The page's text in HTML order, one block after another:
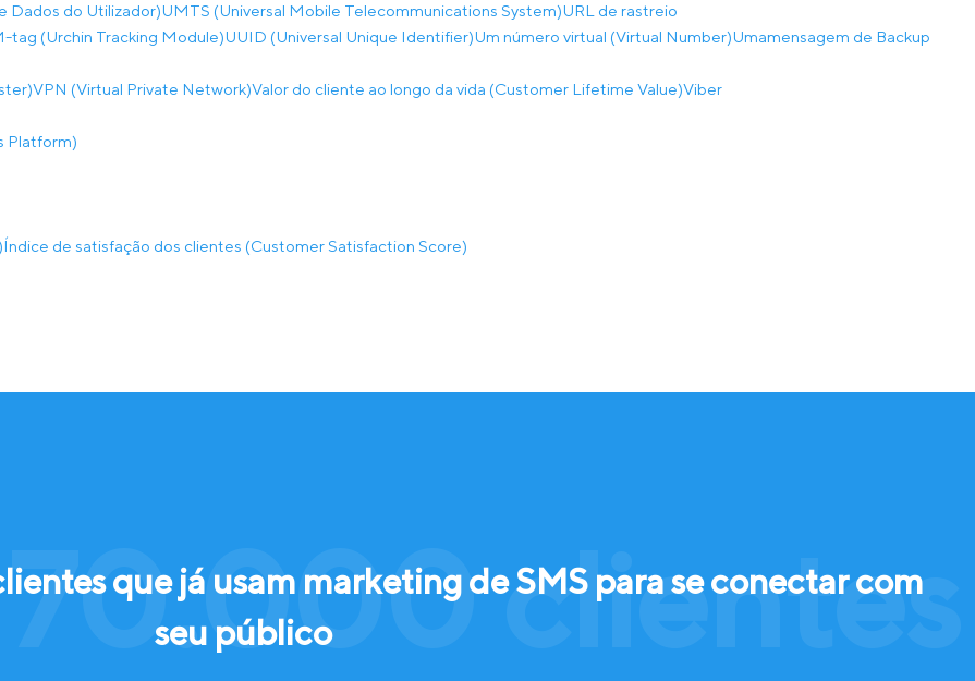
Dados do Utilizador)UMTS (Universal Mobile Telecommunications System)URL de rastreio
tag (Urchin Tracking Module)UUID (Universal Unique Identifier)Um número virtual (Virtual Number)Umamensagem de Backup
VPN (Virtual Private Network)Valor do cliente ao longo da vida (Customer Lifetime Value)Viber
Platform)
Índice de satisfação dos clientes (Customer Satisfaction Score)
70.000 clientes
que já usam marketing de SMS para se conectar com
seu público